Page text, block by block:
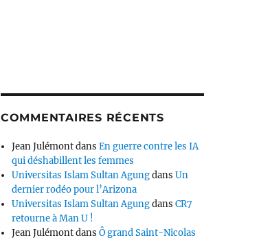
COMMENTAIRES RÉCENTS
Jean JulémontdansEn guerre contre les IA
qui déshabillent les femmes
Universitas Islam Sultan AgungdansUn
dernier rodéo pour l’Arizona
Universitas Islam Sultan AgungdansCR7
retourne à Man U !
Jean JulémontdansÔ grand Saint-Nicolas